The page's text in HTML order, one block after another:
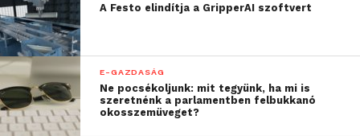
A Festo elindítja a GripperAI szoftvert
E-GAZDASÁG
Ne pocsékoljunk: mit tegyünk, ha mi is
szeretnénk a parlamentben felbukkanó
okosszemüveget?